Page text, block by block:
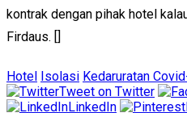
kontrak dengan pihak hotel
Firdaus. []
Hotel Isolasi Kedaruratan
Tweet on Twitter
LinkedIn